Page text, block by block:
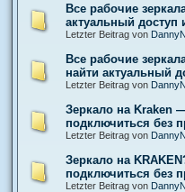
Все рабочие
актуальный доступ
Letzter Beitrag von
Все рабочие
найти актуальный
Letzter Beitrag von
Зеркало на Kraken
подключиться без
Letzter Beitrag von
Зеркало на
подключиться без
Letzter Beitrag von